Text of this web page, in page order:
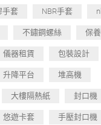
手套 NBR手套
不鏽鋼螺絲 保
儀器租賃 包裝設計
升降平台 堆高機
大樓隔熱紙 封口機
悠遊卡套 手壓封口機